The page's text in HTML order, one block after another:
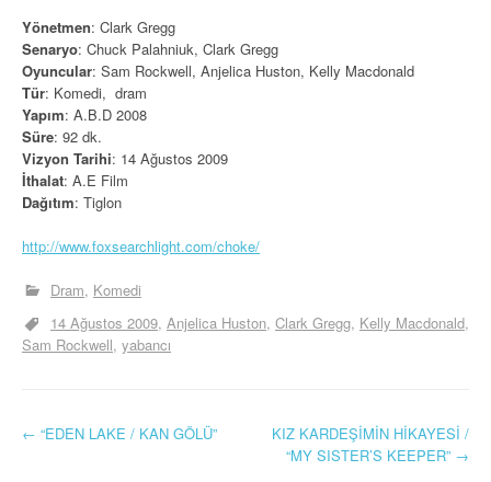
Yönetmen: Clark Gregg
Senaryo: Chuck Palahniuk, Clark Gregg
Oyuncular: Sam Rockwell, Anjelica Huston, Kelly Macdonald
Tür: Komedi, dram
Yapım: A.B.D 2008
Süre: 92 dk.
Vizyon Tarihi: 14 Ağustos 2009
İthalat: A.E Film
Dağıtım: Tiglon
http://www.foxsearchlight.com/choke/
Dram Komedi
14 Ağustos 2009 Anjelica Huston Clark Gregg Kelly Macdonald
Sam Rockwell yabancı
Y
← “EDEN LAKE / KAN GÖLÜ”
KIZ KARDEŞİMİN HİKAYESİ /
“MY SISTER’S KEEPER” →